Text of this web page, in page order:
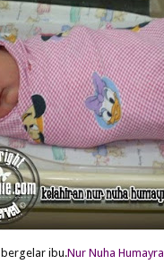
ibu.Nur Nuha Humayra